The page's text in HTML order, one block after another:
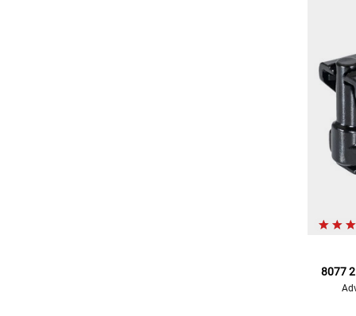
8077